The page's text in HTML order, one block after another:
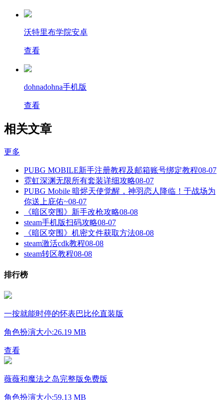
沃特里布学院安卓
查看
dohnadohna手机版
查看
相关文章
更多
PUBG MOBILE新手注册教程及邮箱账号绑定教程08-07
霓虹深渊无限所有套装详细攻略08-07
PUBG Mobile 暗烬天使觉醒，神羽恋人降临！于战场为
你送上庇佑~08-07
《暗区突围》新手改枪攻略08-08
steam手机版扫码攻略08-07
《暗区突围》机密文件获取方法08-08
steam激活cdk教程08-08
steam转区教程08-08
排行榜
一按就能时停的怀表巴比伦直装版
角色扮演大小:26.19 MB
查看
薇薇和魔法之岛完整版免费版
角色扮演大小:59.13 MB